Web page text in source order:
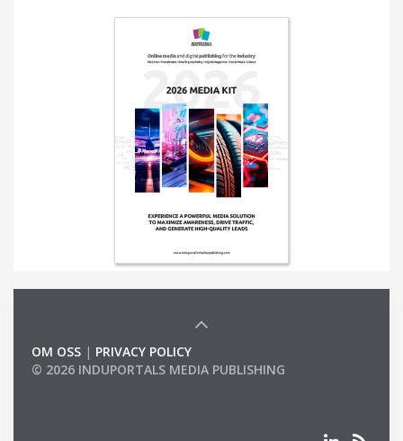
OM OSS | PRIVACY POLICY
© 2026 INDUPORTALS MEDIA PUBLISHING